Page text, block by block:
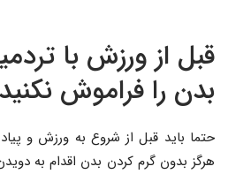
قبل از ورزش با
بدن را فراموش نکنید
حتما باید قبل از شروع به ورزش و
هرگز بدون گرم کردن بدن اقدام به